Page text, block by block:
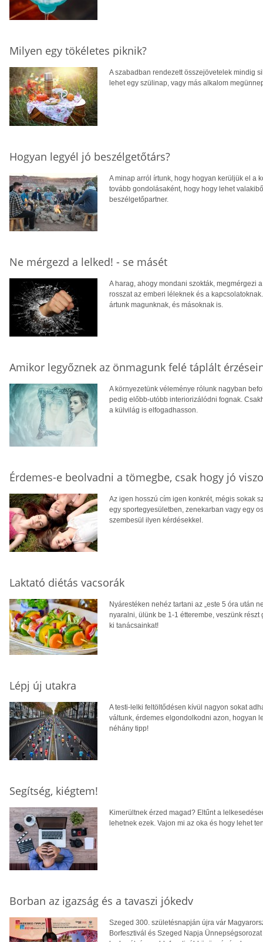
Milyen egy tökéletes piknik?
A szabadban rendezett összejövetelek mindig
lehet egy szülinap, vagy más alkalom
Hogyan legyél jó beszélgetőtárs?
A minap arról írtunk, hogy hogyan kerüljük el a
tovább gondolásaként, hogy hogy lehet
beszélgetőpartner.
Ne mérgezd a lelked! - se másét
A harag, ahogy mondani szokták, megmérgezi
rosszat az emberi léleknek és a
ártunk magunknak, és másoknak is.
Amikor legyőznek az önmagunk felé táplált
A környezetünk véleménye rólunk nagyban
pedig előbb-utóbb interiorizálódni fognak.
a külvilág is elfogadhasson.
Érdemes-e beolvadni a tömegbe, csak hogy jó
Az igen hosszú cím igen konkrét, mégis sokak
egy sportegyesületben, zenekarban vagy egy
szembesül ilyen kérdésekkel.
Laktató diétás vacsorák
Nyárestéken nehéz tartani az „este 5 óra után
nyaralni, ülünk be 1-1 étterembe, veszünk
ki tanácsainkat!
Lépj új utakra
A testi-lelki feltöltődésen kívül nagyon sokat
váltunk, érdemes elgondolkodni azon, hogyan
néhány tipp!
Segítség, kiégtem!
Kimerültnek érzed magad? Eltűnt a
lehetnek ezek. Vajon mi az oka és hogy lehet
Borban az igazság és a tavaszi jókedv
Szeged 300. születésnapján újra vár
Borfesztivál és Szeged Napja